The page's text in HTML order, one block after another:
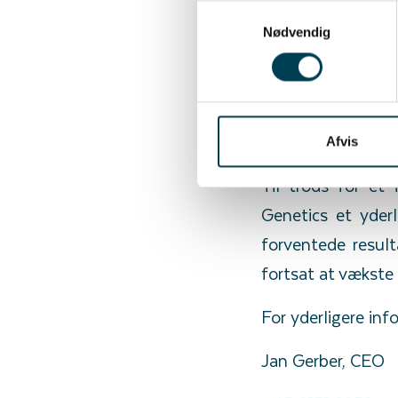
Nødvendig
Afvis
bør det
tilbage i
avlsbranchen.
målrettet mod
korrekte
Til trods for et
Genetics et
forventede
fortsat at vækste
For yderligere
Jan Gerber, CEO